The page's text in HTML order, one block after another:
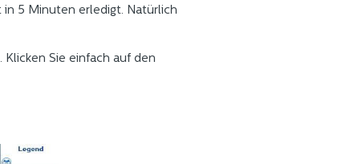
5 Minuten erledigt. Natürlich
Sie einfach auf den